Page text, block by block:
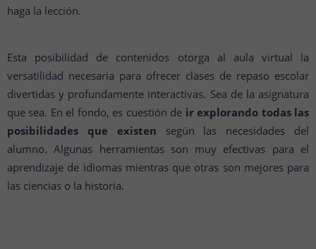
haga la lección.
Esta posibilidad de contenidos otorga al aula virtual la
versatilidad necesaria para ofrecer clases de repaso escolar
divertidas y profundamente interactivas. Sea de la asignatura
que sea. En el fondo, es cuestión de ir explorando todas las
posibilidades que existen según las necesidades del
alumno. Algunas herramientas son muy efectivas para el
aprendizaje de idiomas mientras que otras son mejores para
las ciencias o la historia.